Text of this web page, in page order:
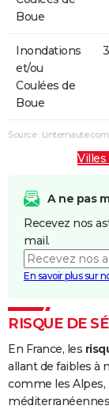
Boue
Inondations
et/ou
Coulées de
Boue
Source :
Villes
A ne pas
Recevez nos
mail.
En savoir plus sur
RISQUE DE
En France, les
allant de faibles à
comme les Alpes,